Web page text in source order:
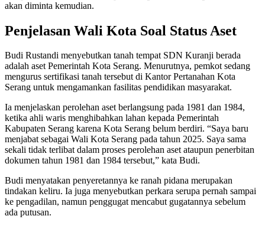
akan diminta kemudian.
Penjelasan Wali Kota Soal Status Aset
Budi Rustandi menyebutkan tanah tempat SDN Kuranji berada
adalah aset Pemerintah Kota Serang. Menurutnya, pemkot sedang
mengurus sertifikasi tanah tersebut di Kantor Pertanahan Kota
Serang untuk mengamankan fasilitas pendidikan masyarakat.
Ia menjelaskan perolehan aset berlangsung pada 1981 dan 1984,
ketika ahli waris menghibahkan lahan kepada Pemerintah
Kabupaten Serang karena Kota Serang belum berdiri. “Saya baru
menjabat sebagai Wali Kota Serang pada tahun 2025. Saya sama
sekali tidak terlibat dalam proses perolehan aset ataupun penerbitan
dokumen tahun 1981 dan 1984 tersebut,” kata Budi.
Budi menyatakan penyeretannya ke ranah pidana merupakan
tindakan keliru. Ia juga menyebutkan perkara serupa pernah sampai
ke pengadilan, namun penggugat mencabut gugatannya sebelum
ada putusan.